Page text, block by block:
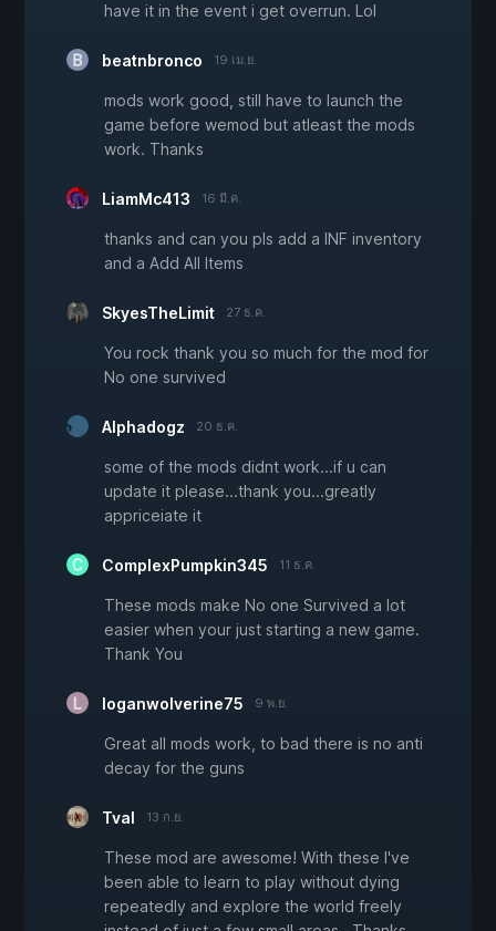
have it in the event i get overrun. Lol
beatnbronco 19 เม.ย.
mods work good, still have to launch the
game before wemod but atleast the mods
work. Thanks
LiamMc413 16 มี.ค.
thanks and can you pls add a INF inventory
and a Add All Items
SkyesTheLimit 27 ธ.ค.
You rock thank you so much for the mod for
No one survived
Alphadogz 20 ธ.ค.
some of the mods didnt work...if u can
update it please...thank you...greatly
appriceiate it
ComplexPumpkin345 11 ธ.ค.
These mods make No one Survived a lot
easier when your just starting a new game.
Thank You
loganwolverine75 9 พ.ย.
Great all mods work, to bad there is no anti
decay for the guns
Tval 13 ก.ย.
These mod are awesome! With these I've
been able to learn to play without dying
repeatedly and explore the world freely